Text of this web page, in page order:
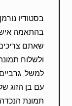
בסטודיו
בהתאמה
שאתם
ולשלוח
למשל,
עם בן הזוג
תמונת